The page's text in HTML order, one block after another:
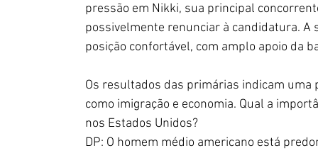
pressão em Nikki, sua principal
possivelmente renunciar à candidatura.
posição confortável, com amplo apoio da
Os resultados das primárias indicam
como imigração e economia. Qual a
nos Estados Unidos?
DP: O homem médio americano está